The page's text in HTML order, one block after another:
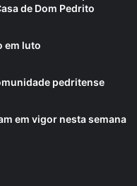
de Dom Pedrito
em luto
pedritense
em vigor nesta semana